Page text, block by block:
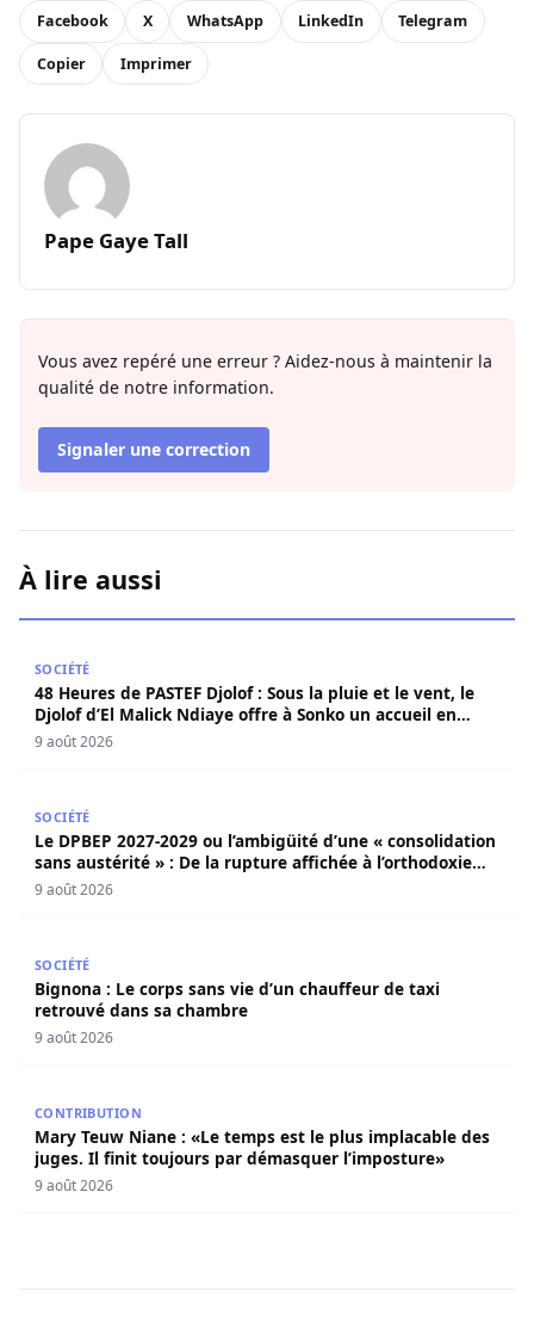
Facebook X WhatsApp LinkedIn Telegram
Copier Imprimer
Pape Gaye Tall
Vous avez repéré une erreur ? Aidez-nous à maintenir la
qualité de notre information.
Signaler une correction
À lire aussi
SOCIÉTÉ
48 Heures de PASTEF Djolof : Sous la pluie et le vent, le
Djolof d’El Malick Ndiaye offre à Sonko un accueil en
apothéose
9 août 2026
SOCIÉTÉ
Le DPBEP 2027-2029 ou l’ambigüité d’une « consolidation
sans austérité » : De la rupture affichée à l’orthodoxie
budgétaire, une analyse critique de la trajectoire
9 août 2026
SOCIÉTÉ
Bignona : Le corps sans vie d’un chauffeur de taxi
retrouvé dans sa chambre
9 août 2026
CONTRIBUTION
Mary Teuw Niane : «Le temps est le plus implacable des
juges. Il finit toujours par démasquer l’imposture»
9 août 2026